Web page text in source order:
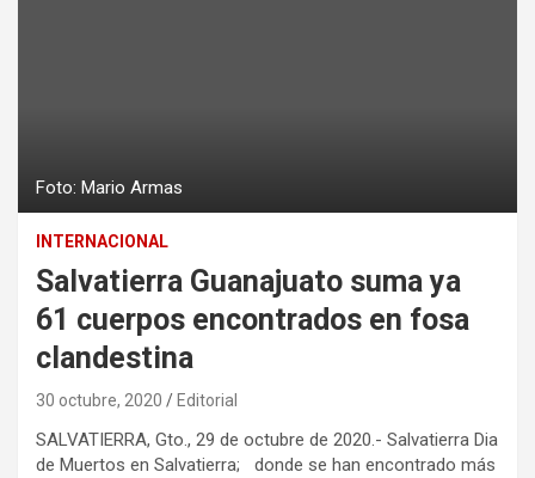
Foto: Mario Armas
INTERNACIONAL
Salvatierra Guanajuato suma ya
61 cuerpos encontrados en fosa
clandestina
30 octubre, 2020 Editorial
SALVATIERRA, Gto., 29 de octubre de 2020.- Salvatierra Dia
de Muertos en Salvatierra; donde se han encontrado más